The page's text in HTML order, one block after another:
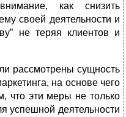
как снизить
своей деятельности и
не теряя клиентов и
рассмотрены сущность
на основе чего
что эти меры не только
успешной деятельности